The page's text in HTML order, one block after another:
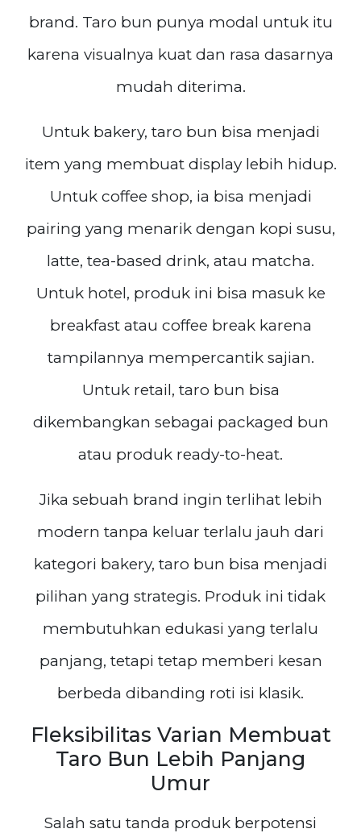
brand. Taro bun punya modal untuk itu
karena visualnya kuat dan rasa dasarnya
mudah diterima.
Untuk bakery, taro bun bisa menjadi
item yang membuat display lebih hidup.
Untuk coffee shop, ia bisa menjadi
pairing yang menarik dengan kopi susu,
latte, tea-based drink, atau matcha.
Untuk hotel, produk ini bisa masuk ke
breakfast atau coffee break karena
tampilannya mempercantik sajian.
Untuk retail, taro bun bisa
dikembangkan sebagai packaged bun
atau produk ready-to-heat.
Jika sebuah brand ingin terlihat lebih
modern tanpa keluar terlalu jauh dari
kategori bakery, taro bun bisa menjadi
pilihan yang strategis. Produk ini tidak
membutuhkan edukasi yang terlalu
panjang, tetapi tetap memberi kesan
berbeda dibanding roti isi klasik.
Fleksibilitas Varian Membuat
Taro Bun Lebih Panjang
Umur
Salah satu tanda produk berpotensi